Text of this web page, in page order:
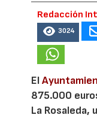
Redacción
3024
El
875.000
La Rosaleda,